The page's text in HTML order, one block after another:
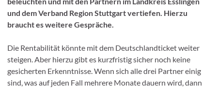
und dem Verband Region Stuttgart vertiefen. Hierzu
braucht es weitere Gespräche.
Die Rentabilität könnte mit dem Deutschlandticket weiter
steigen. Aber hierzu gibt es kurzfristig sicher noch keine
gesicherten Erkenntnisse. Wenn sich alle drei Partner einig
sind, was auf jeden Fall mehrere Monate dauern wird, dann